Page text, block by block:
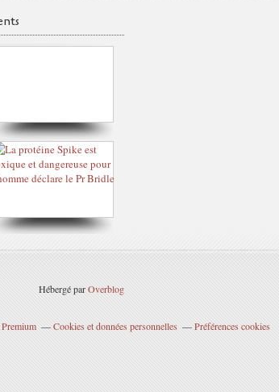
Hébergé parOverblog
Cookies et données personnelles Préférences cookies